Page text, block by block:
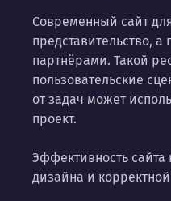
Современный сайт
представительство,
партнёрами. Такой
пользовательские
от задач может
проект.
Эффективность сайта
дизайна и